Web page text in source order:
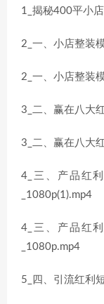
1_揭秘400平小
2_一、小店整装
2_一、小店整装
3_二、赢在八大
3_二、赢在八大
4_三、产品红
_1080p(1).mp4
4_三、产品红
_1080p.mp4
5_四、引流红利